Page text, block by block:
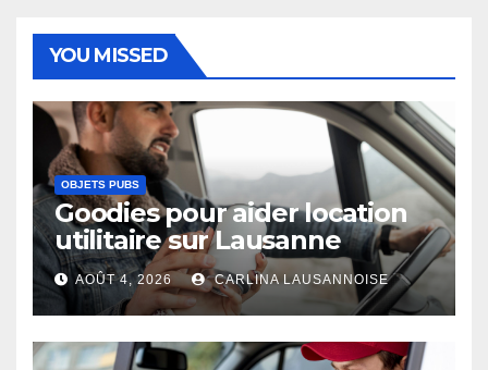
YOU MISSED
OBJETS PUBS
Goodies pour aider location
utilitaire sur Lausanne
AOÛT 4, 2026 CARLINA LAUSANNOISE